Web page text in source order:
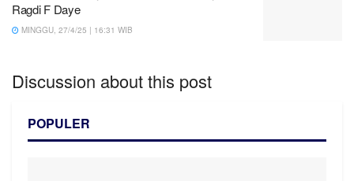
Ragdi F Daye
MINGGU, 27/4/25 | 16:31 WIB
Discussion about this post
POPULER